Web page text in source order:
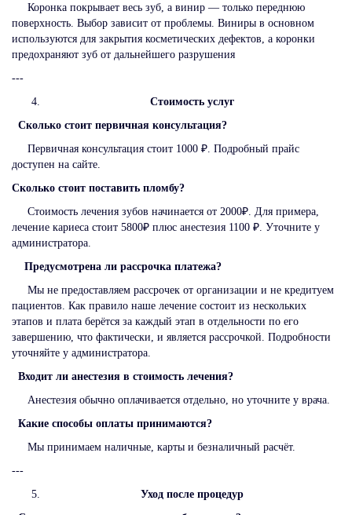
Коронка покрывает весь зуб, а винир — только переднюю
поверхность. Выбор зависит от проблемы. Виниры в основном
используются для закрытия косметических дефектов, а коронки
предохраняют зуб от дальнейшего разрушения
---
Стоимость услуг
Сколько стоит первичная консультация?
Первичная консультация стоит 1000 ₽. Подробный прайс
доступен на сайте.
Сколько стоит поставить пломбу?
Стоимость лечения зубов начинается от 2000₽. Для примера,
лечение кариеса стоит 5800₽ плюс анестезия 1100 ₽. Уточните у
администратора.
Предусмотрена ли рассрочка платежа?
Мы не предоставляем рассрочек от организации и не кредитуем
пациентов. Как правило наше лечение состоит из нескольких
этапов и плата берётся за каждый этап в отдельности по его
завершению, что фактически, и является рассрочкой. Подробности
уточняйте у администратора.
Входит ли анестезия в стоимость лечения?
Анестезия обычно оплачивается отдельно, но уточните у врача.
Какие способы оплаты принимаются?
Мы принимаем наличные, карты и безналичный расчёт.
---
Уход после процедур